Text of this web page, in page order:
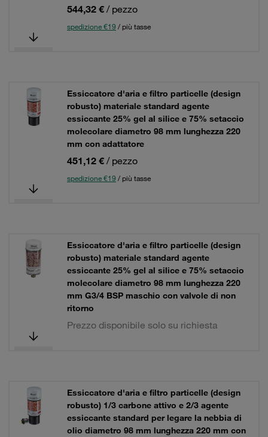
544,32 € / pezzo
spedizione €19 / più tasse
Essiccatore d'aria e filtro particelle (design
robusto) materiale standard agente
essiccante 25% gel al silice e 75% setaccio
molecolare diametro 98 mm lunghezza 220
mm con adattatore
451,12 € / pezzo
spedizione €19 / più tasse
Essiccatore d'aria e filtro particelle (design
robusto) materiale standard agente
essiccante 25% gel al silice e 75% setaccio
molecolare diametro 98 mm lunghezza 220
mm G3/4 BSP maschio con valvole di non
ritorno
Prezzo disponibile solo su richiesta
Essiccatore d'aria e filtro particelle (design
robusto) 1/3 carbone attivo e 2/3 agente
essiccante standard per legare la nebbia di
olio diametro 98 mm lunghezza 220 mm con